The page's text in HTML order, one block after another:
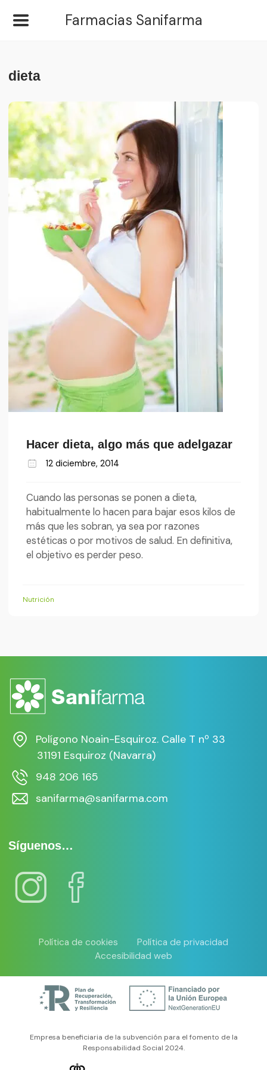
Farmacias Sanifarma
dieta
Hacer dieta, algo más que adelgazar
12 diciembre, 2014
Cuando las personas se ponen a dieta,
habitualmente lo hacen para bajar esos kilos de
más que les sobran, ya sea por razones
estéticas o por motivos de salud. En definitiva,
el objetivo es perder peso.
Nutrición
Polígono Noain-Esquiroz. Calle T nº 33
31191 Esquiroz (Navarra)
948 206 165
sanifarma@sanifarma.com
Síguenos…
Política de cookies
Política de privacidad
Accesibilidad web
Empresa beneficiaria de la subvención para el fomento de la
Responsabilidad Social 2024.